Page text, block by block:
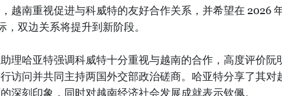
越南重视促进与科威特的友好合作关系，并希望在 2026
，双边关系将提升到新阶段。
理哈亚特强调科威特十分重视与越南的合作，高度评价阮
访问并共同主持两国外交部政治磋商。哈亚特分享了其对
深刻印象，同时对越南经济社会发展成就表示钦佩。